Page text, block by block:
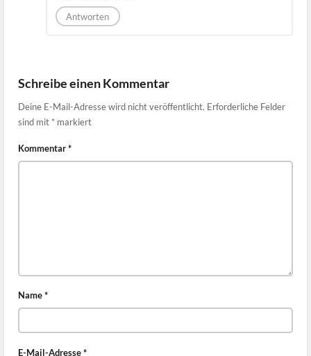
Antworten
Schreibe einen Kommentar
Deine E-Mail-Adresse wird nicht veröffentlicht. Erforderliche Felder
sind mit * markiert
Kommentar*
Name*
E-Mail-Adresse*